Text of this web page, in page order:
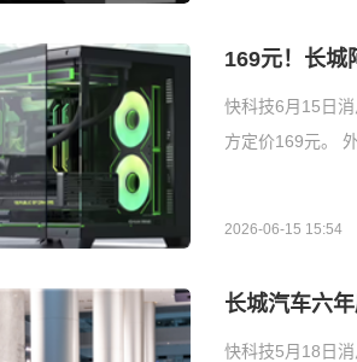
169元！长城
快科技6月15日
方定价169元。
2026-06-15 15:54
长城汽车六
快科技5月18日